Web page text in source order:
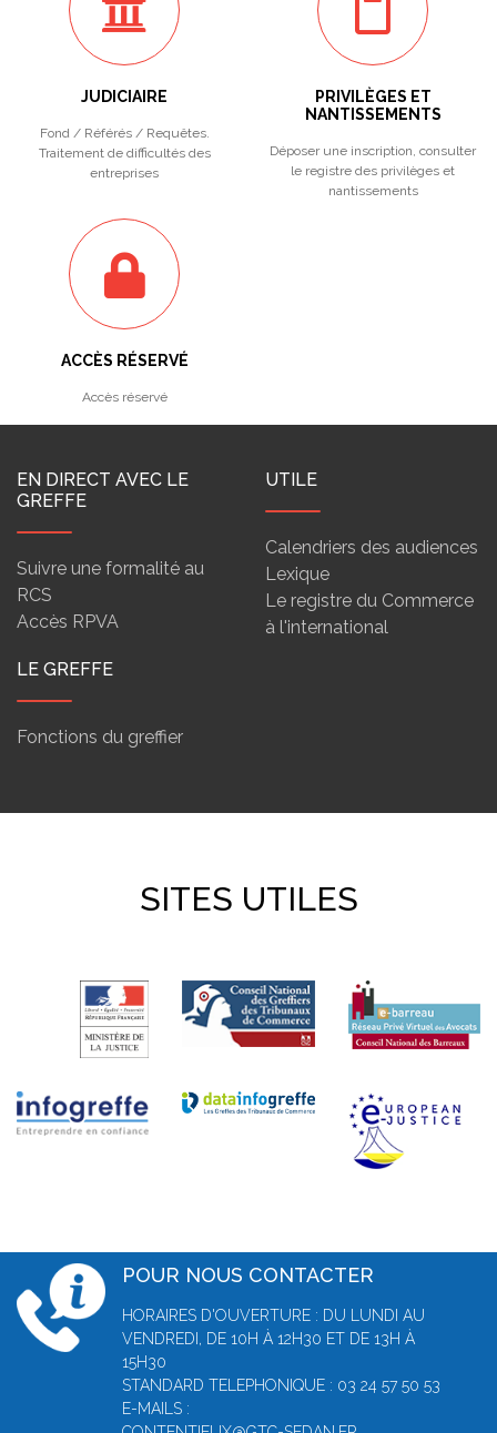
JUDICIAIRE
Fond / Référés / Requêtes.
Traitement de difficultés des
entreprises
PRIVILÈGES ET
NANTISSEMENTS
Déposer une inscription, consulter
le registre des privilèges et
nantissements
ACCÈS RÉSERVÉ
Accès réservé
EN DIRECT AVEC LE
GREFFE
Suivre une formalité au
RCS
Accès RPVA
UTILE
Calendriers des audiences
Lexique
Le registre du Commerce
à l'international
LE GREFFE
Fonctions du greffier
SITES UTILES
POUR NOUS CONTACTER
HORAIRES D'OUVERTURE : DU LUNDI AU
VENDREDI, DE 10H À 12H30 ET DE 13H À
15H30
STANDARD TELEPHONIQUE : 03 24 57 50 53
E-MAILS :